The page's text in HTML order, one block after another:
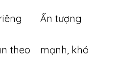
theo
Ấn tượng
mạnh, khó